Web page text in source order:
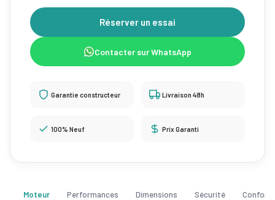
Réserver un essai
Contacter sur WhatsApp
Garantie constructeur Livraison 48h
100% Neuf Prix Garanti
Moteur Performances Dimensions Sécurité Confort